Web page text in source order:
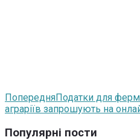
ПопередняПодатки для
аграріїв запрошують на
Популярні пости